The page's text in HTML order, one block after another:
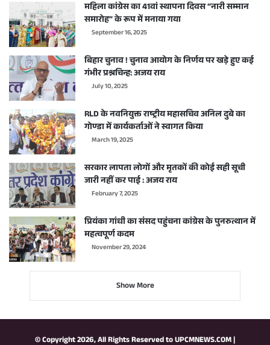
महिला कांग्रेस का 41वां स्थापना दिवस “नारी सम्मान
समारोह” के रूप में मनाया गया
September 16, 2025
बिहार चुनाव ! चुनाव आयोग के निर्णय पर खड़े हुए कई
गंभीर प्रश्नचिन्ह: अजय राय
July 10, 2025
RLD के नवनियुक्त राष्ट्रीय महासचिव अनिल दुबे का
गोण्डा में कार्यकर्ताओं ने स्वागत किया
March 19, 2025
सरकार लापता लोगों और मृतकों की कोई सही सूची
जारी नहीं कर पाई : अजय राय
February 7, 2025
प्रियंका गांधी का संसद पहुंचना कांग्रेस के पुनरुत्थान में
महत्वपूर्ण कदम
November 29, 2024
Show More
© Copyright 2026, All Rights Reserved toUPCMNEWS.COM|